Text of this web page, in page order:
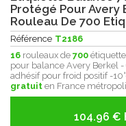
Protégé Pour Avery
Rouleau De 700
Référence T2186
16 rouleaux de 700
pour balance Avery Berkel -
adhésif pour froid positif -
gratuit en France
104.96 €